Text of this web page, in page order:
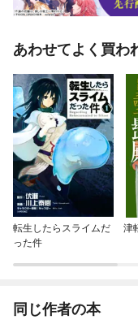
あわせてよく買わ
転生したらスライムだ
った件
津
同じ作者の本